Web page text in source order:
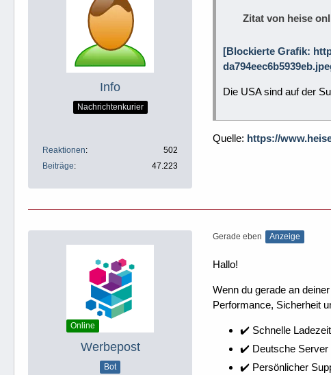
Info
Nachrichtenkurier
Reaktionen
502
Beiträge
47.223
Zitat von heise
[Blockierte Grafik:
Die USA sind auf der
Quelle: https://
Online
Werbepost
Bot
Gerade eben Anzeige
Hallo!
Wenn du gerade an
Performance, Sicherheit
✔️ Schnelle
✔️ Deutsche Server
✔️ Persönlicher